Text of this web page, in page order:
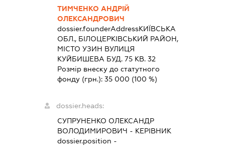
ТИМЧЕНКО АНДРІЙ
ОЛЕКСАНДРОВИЧ
dossier.founderAddressКИЇВСЬКА
ОБЛ., БІЛОЦЕРКІВСЬКИЙ РАЙОН,
МІСТО УЗИН ВУЛИЦЯ
КУЙБИШЕВА БУД. 75 КВ. 32
Розмір внеску до статутного
фонду (грн.):35 000 (100 %)
dossier.heads:
СУПРУНЕНКО ОЛЕКСАНДР
ВОЛОДИМИРОВИЧ - КЕРІВНИК
dossier.position -